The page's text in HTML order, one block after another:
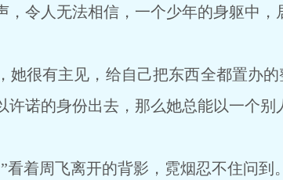
令人无法相信，一个少年的身躯中，
很有主见，给自己把东西全都置办
诺的身份出去，那么她总能以一个别
着周飞离开的背影，霓烟忍不住问到。